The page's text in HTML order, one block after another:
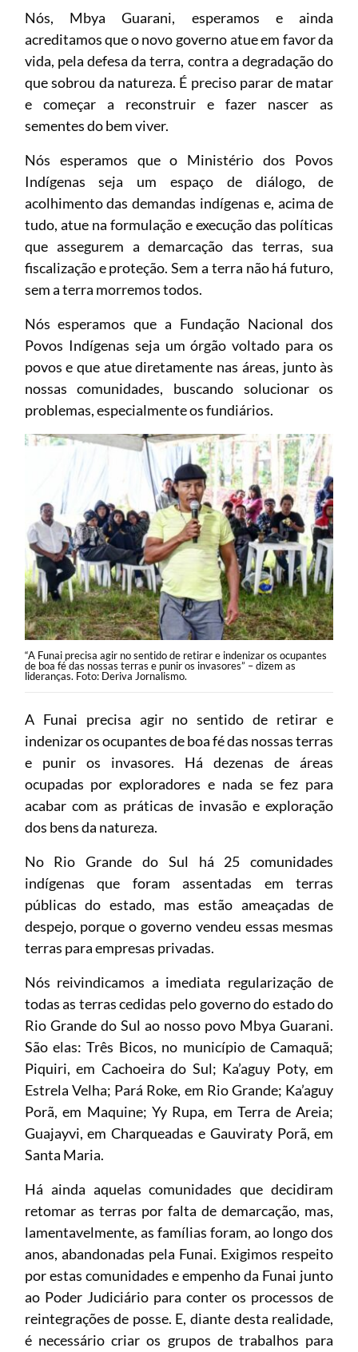
Nós, Mbya Guarani, esperamos e ainda
acreditamos que o novo governo atue em favor da
vida, pela defesa da terra, contra a degradação do
que sobrou da natureza. É preciso parar de matar
e começar a reconstruir e fazer nascer as
sementes do bem viver.
Nós esperamos que o Ministério dos Povos
Indígenas seja um espaço de diálogo, de
acolhimento das demandas indígenas e, acima de
tudo, atue na formulação e execução das políticas
que assegurem a demarcação das terras, sua
fiscalização e proteção. Sem a terra não há futuro,
sem a terra morremos todos.
Nós esperamos que a Fundação Nacional dos
Povos Indígenas seja um órgão voltado para os
povos e que atue diretamente nas áreas, junto às
nossas comunidades, buscando solucionar os
problemas, especialmente os fundiários.
“A Funai precisa agir no sentido de retirar e indenizar os ocupantes
de boa fé das nossas terras e punir os invasores” – dizem as
lideranças. Foto: Deriva Jornalismo.
A Funai precisa agir no sentido de retirar e
indenizar os ocupantes de boa fé das nossas terras
e punir os invasores. Há dezenas de áreas
ocupadas por exploradores e nada se fez para
acabar com as práticas de invasão e exploração
dos bens da natureza.
No Rio Grande do Sul há 25 comunidades
indígenas que foram assentadas em terras
públicas do estado, mas estão ameaçadas de
despejo, porque o governo vendeu essas mesmas
terras para empresas privadas.
Nós reivindicamos a imediata regularização de
todas as terras cedidas pelo governo do estado do
Rio Grande do Sul ao nosso povo Mbya Guarani.
São elas: Três Bicos, no município de Camaquã;
Piquiri, em Cachoeira do Sul; Ka’aguy Poty, em
Estrela Velha; Pará Roke, em Rio Grande; Ka’aguy
Porã, em Maquine; Yy Rupa, em Terra de Areia;
Guajayvi, em Charqueadas e Gauviraty Porã, em
Santa Maria.
Há ainda aquelas comunidades que decidiram
retomar as terras por falta de demarcação, mas,
lamentavelmente, as famílias foram, ao longo dos
anos, abandonadas pela Funai. Exigimos respeito
por estas comunidades e empenho da Funai junto
ao Poder Judiciário para conter os processos de
reintegrações de posse. E, diante desta realidade,
é necessário criar os grupos de trabalhos para